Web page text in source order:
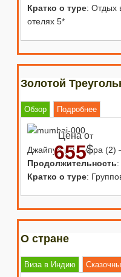
Кратко о туре: Отдых
отелях 5*
Золотой
Обзор
Джайпур (2) – Агра
Продолжительность
Кратко о туре:
Цена от
655$
Подробнее
О стране
Виза в Индию